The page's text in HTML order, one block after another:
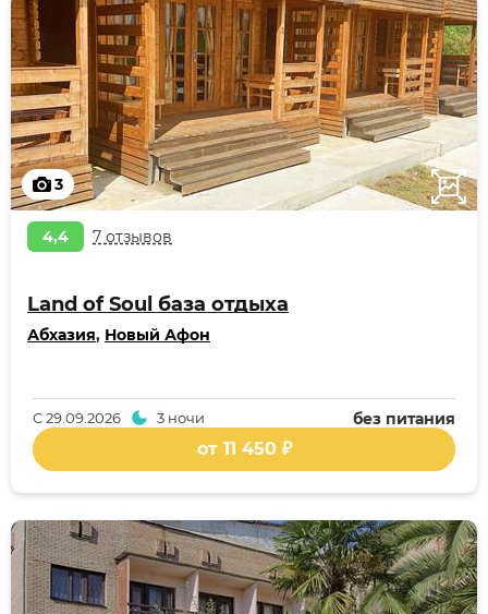
3
4,4 7 отзывов
Land of Soul база отдыха
Абхазия, Новый Афон
без питания
С29.09.2026 3 ночи
от 11 450 ₽